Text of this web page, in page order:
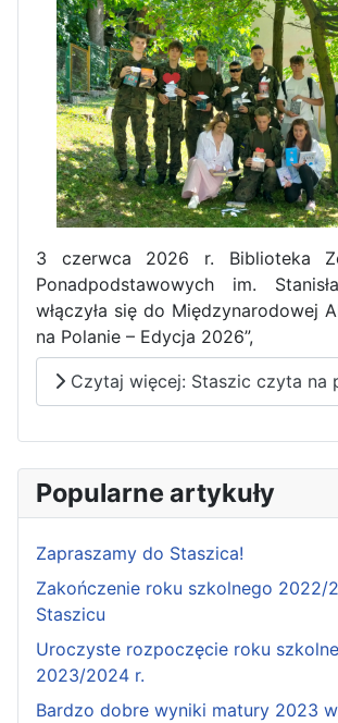
3 czerwca 2026 r. Biblioteka
Ponadpodstawowych im.
włączyła się do Międzynarodowej
na Polanie – Edycja 2026”,
Czytaj więcej: Staszic czyta na
Popularne artykuły
Zapraszamy do Staszica!
Zakończenie roku szkolnego 2022/
Staszicu
Uroczyste rozpoczęcie roku
2023/2024 r.
Bardzo dobre wyniki matury 2023 w